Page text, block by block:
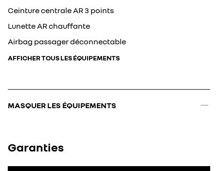
MASQUER LES ÉQUIPEMENTS
Ceinture centrale AR 3 points
Lunette AR chauffante
Airbag passager déconnectable
AFFICHER TOUS LES ÉQUIPEMENTS
Garanties